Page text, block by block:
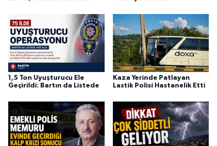
1,5 Ton Uyuşturucu Ele
Geçirildi: Bartın da Listede
Kaza Yerinde Patlayan
Lastik Polisi Hastanelik Etti